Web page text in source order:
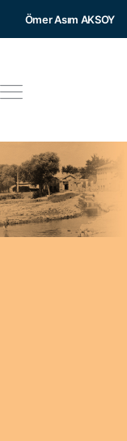
Ömer Asım AKSOY